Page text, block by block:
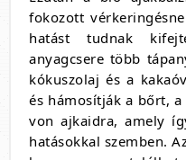
fokozott
hatást tudnak
anyagcsere több
kókuszolaj és a
és hámosítják a bőrt,
von ajkaidra, amely
hatásokkal szemben.